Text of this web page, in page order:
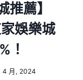
薦】
娛樂城
！
4 月, 2024